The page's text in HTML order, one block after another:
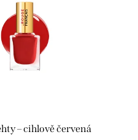
– cihlově červená